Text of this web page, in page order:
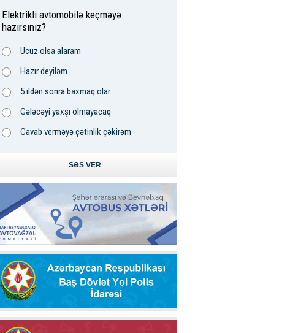
Elektrikli avtomobilə keçməyə
hazırsınız?
Ucuz olsa alaram
Hazır deyiləm
5 ildən sonra baxmaq olar
Gələcəyi yaxşı olmayacaq
Cavab verməyə çətinlik çəkirəm